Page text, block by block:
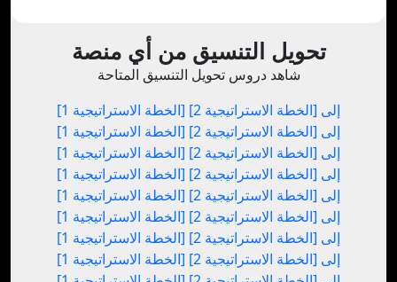
تحويل التنسيق من أي منصة
شاهد دروس تحويل التنسيق المتاحة
[الخطة الاستراتيجية 1] إلى [الخطة الاستراتيجية 2]
[الخطة الاستراتيجية 1] إلى [الخطة الاستراتيجية 2]
[الخطة الاستراتيجية 1] إلى [الخطة الاستراتيجية 2]
[الخطة الاستراتيجية 1] إلى [الخطة الاستراتيجية 2]
[الخطة الاستراتيجية 1] إلى [الخطة الاستراتيجية 2]
[الخطة الاستراتيجية 1] إلى [الخطة الاستراتيجية 2]
[الخطة الاستراتيجية 1] إلى [الخطة الاستراتيجية 2]
[الخطة الاستراتيجية 1] إلى [الخطة الاستراتيجية 2]